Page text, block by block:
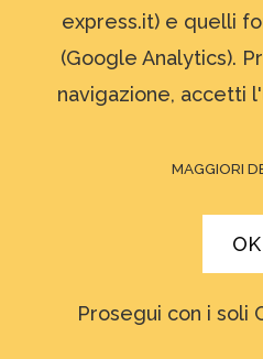
sede in America, e
soddisfatto anche
Ora non rimane che
permette ne
al sito astronomico
associazione: il
prime acquisizioni
express.it) e quelli
(Google Analytics).
navigazione, accetti
MAGGIORI
OK
Prosegui con i soli